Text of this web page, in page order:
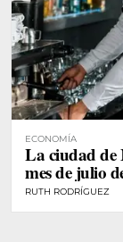
ECONOMÍA
La ciudad de
mes de julio
RUTH RODRÍGUEZ